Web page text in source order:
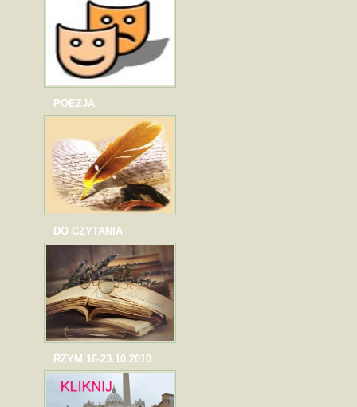
POEZJA
DO CZYTANIA
RZYM 16-23.10.2010